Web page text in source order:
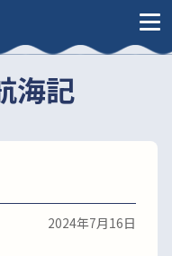
海記
2024年7月16日